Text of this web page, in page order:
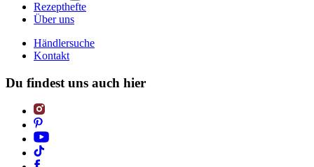
Rezepthefte
Über uns
Händlersuche
Kontakt
Du findest uns auch hier